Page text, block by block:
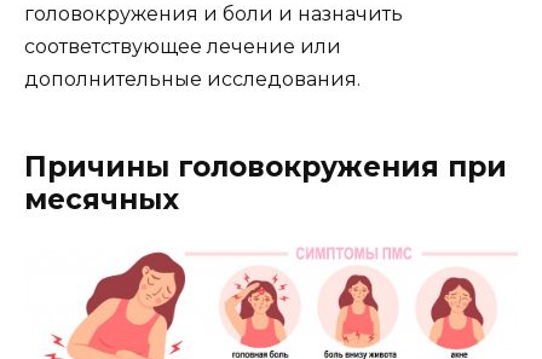
головокружения и боли и назначить
соответствующее лечение или
дополнительные исследования.
Причины головокружения при
месячных